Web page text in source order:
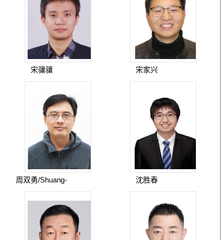
宋骧骧 宋家兴
周双勇/Shuang-
Yong Zhou
沈胜春